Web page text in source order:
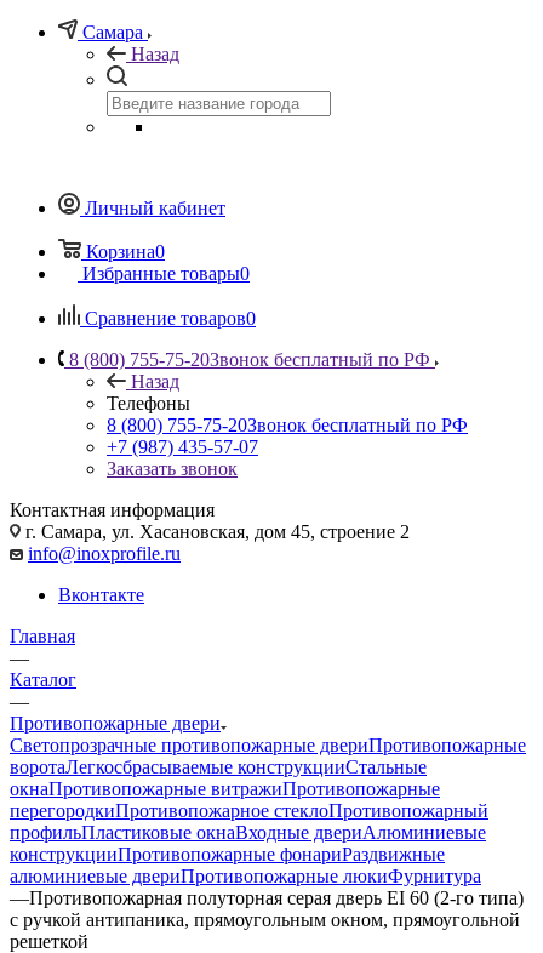
Самара
Назад
Личный кабинет
Корзина0
Избранные товары0
Сравнение товаров0
8 (800) 755-75-20Звонок бесплатный по РФ
Назад
Телефоны
8 (800) 755-75-20Звонок бесплатный по РФ
+7 (987) 435-57-07
Заказать звонок
Контактная информация
г. Самара, ул. Хасановская, дом 45, строение 2
info@inoxprofile.ru
Вконтакте
Главная
—
Каталог
—
Противопожарные двери
Светопрозрачные противопожарные двериПротивопожарные
воротаЛегкосбрасываемые конструкцииСтальные
окнаПротивопожарные витражиПротивопожарные
перегородкиПротивопожарное стеклоПротивопожарный
профильПластиковые окнаВходные двериАлюминиевые
конструкцииПротивопожарные фонариРаздвижные
алюминиевые двериПротивопожарные люкиФурнитура
—Противопожарная полуторная серая дверь EI 60 (2-го типа)
с ручкой антипаника, прямоугольным окном, прямоугольной
решеткой